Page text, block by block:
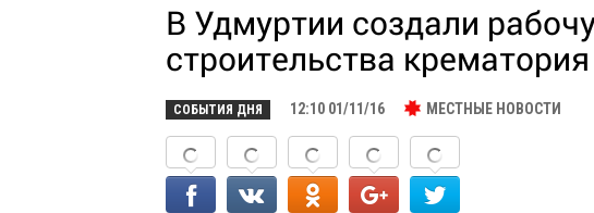
В Удмуртии создали
строительства
СОБЫТИЯ ДНЯ 12:10 01/11/16 МЕСТНЫЕ НОВОСТИ